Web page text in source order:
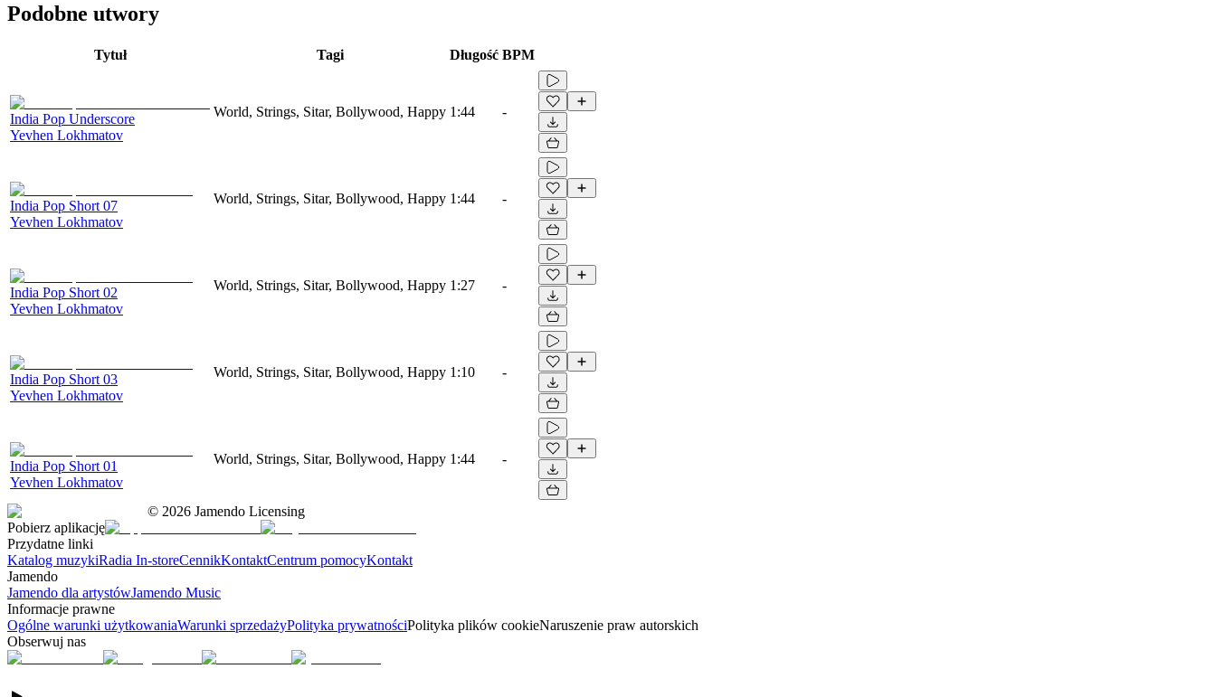
Podobne utwory
Tytuł Tagi Długość BPM
India Pop Underscore
Yevhen Lokhmatov
World, Strings, Sitar, Bollywood, Happy 1:44 -
India Pop Short 07
Yevhen Lokhmatov
World, Strings, Sitar, Bollywood, Happy 1:44 -
India Pop Short 02
Yevhen Lokhmatov
World, Strings, Sitar, Bollywood, Happy 1:27 -
India Pop Short 03
Yevhen Lokhmatov
World, Strings, Sitar, Bollywood, Happy 1:10 -
India Pop Short 01
Yevhen Lokhmatov
World, Strings, Sitar, Bollywood, Happy 1:44 -
© 2026 Jamendo Licensing
Pobierz aplikację
Przydatne linki
Katalog muzykiRadia In-storeCennikKontaktCentrum pomocyKontakt
Jamendo
Jamendo dla artystówJamendo Music
Informacje prawne
Ogólne warunki użytkowaniaWarunki sprzedażyPolityka prywatnościPolityka plików cookieNaruszenie praw autorskich
Obserwuj nas